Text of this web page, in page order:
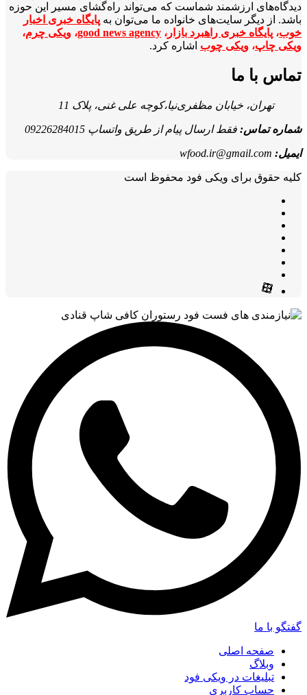
دیدگاه‌های ارزشمند شماست که می‌تواند راه‌گشای مسیر این حوزه
باشد. از دیگر سایت‌های خانواده ما می‌توان به پایگاه خبری اخبار
خوب، پایگاه خبری راهبرد بازار ، good news agency، ویکی چرم،
ویکی چاپ، ویکی چوب اشاره کرد.
تماس با ما
تهران، خیابان مظفری‌نیا،کوچه علی غنی، پلاک 11
شماره تماس: فقط ارسال پیام از طریق واتساپ 09226284015
ایمیل: wfood.ir@gmail.com
کلیه حقوق برای ویکی فود محفوظ است
گفتگو با ما
صفحه اصلی
وبلاگ
تبلیغات در ویکی فود
حساب کاربری